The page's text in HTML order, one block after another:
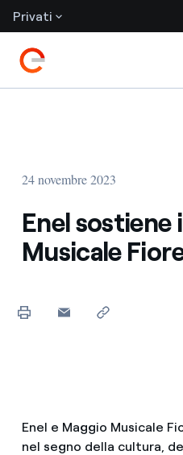
Privati
24 novembre 2023
Enel sostiene
Musicale
Enel e Maggio Musicale
nel segno della cultura,